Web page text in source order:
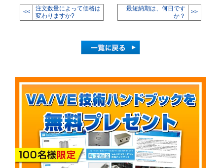
<<
注文数量によって価格は
変わりますか?
最短納期は、何日です
か？
>>